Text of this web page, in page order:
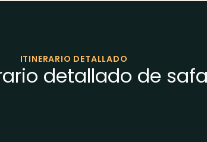
ITINERARIO DETALLADO
detallado de